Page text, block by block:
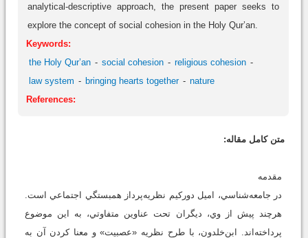
analytical-descriptive approach, the present paper seeks to
explore the concept of social cohesion in the Holy Qur’an.
Keywords:
the Holy Qur’an
social cohesion
religious cohesion
law system
bringing hearts together
nature
References:
متن کامل مقاله:
مقدمه
در جامعه‌شناسي، اميل دوركيم نظريه‌پرداز همبستگي اجتماعي است.
هرچند پيش از وي، ديگران تحت عناوين متفاوتي، به اين موضوع
پرداخته‌اند. ابن‌خلدون، با طرح نظريه «عصبيت» و معنا كردن آن به